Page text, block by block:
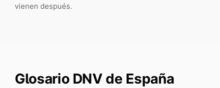
vienen después.
Glosario DNV de España